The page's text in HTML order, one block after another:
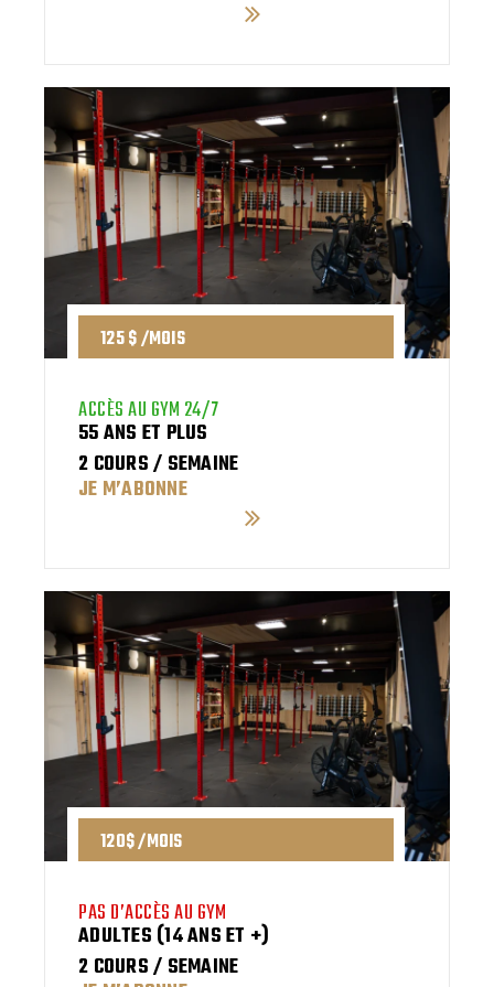
125 $ /MOIS
ACCÈS AU GYM 24/7
55 ANS ET PLUS
2 COURS / SEMAINE​
JE M’ABONNE
120$ /MOIS
PAS D’ACCÈS AU GYM
ADULTES (14 ANS ET +)
2 COURS / SEMAINE